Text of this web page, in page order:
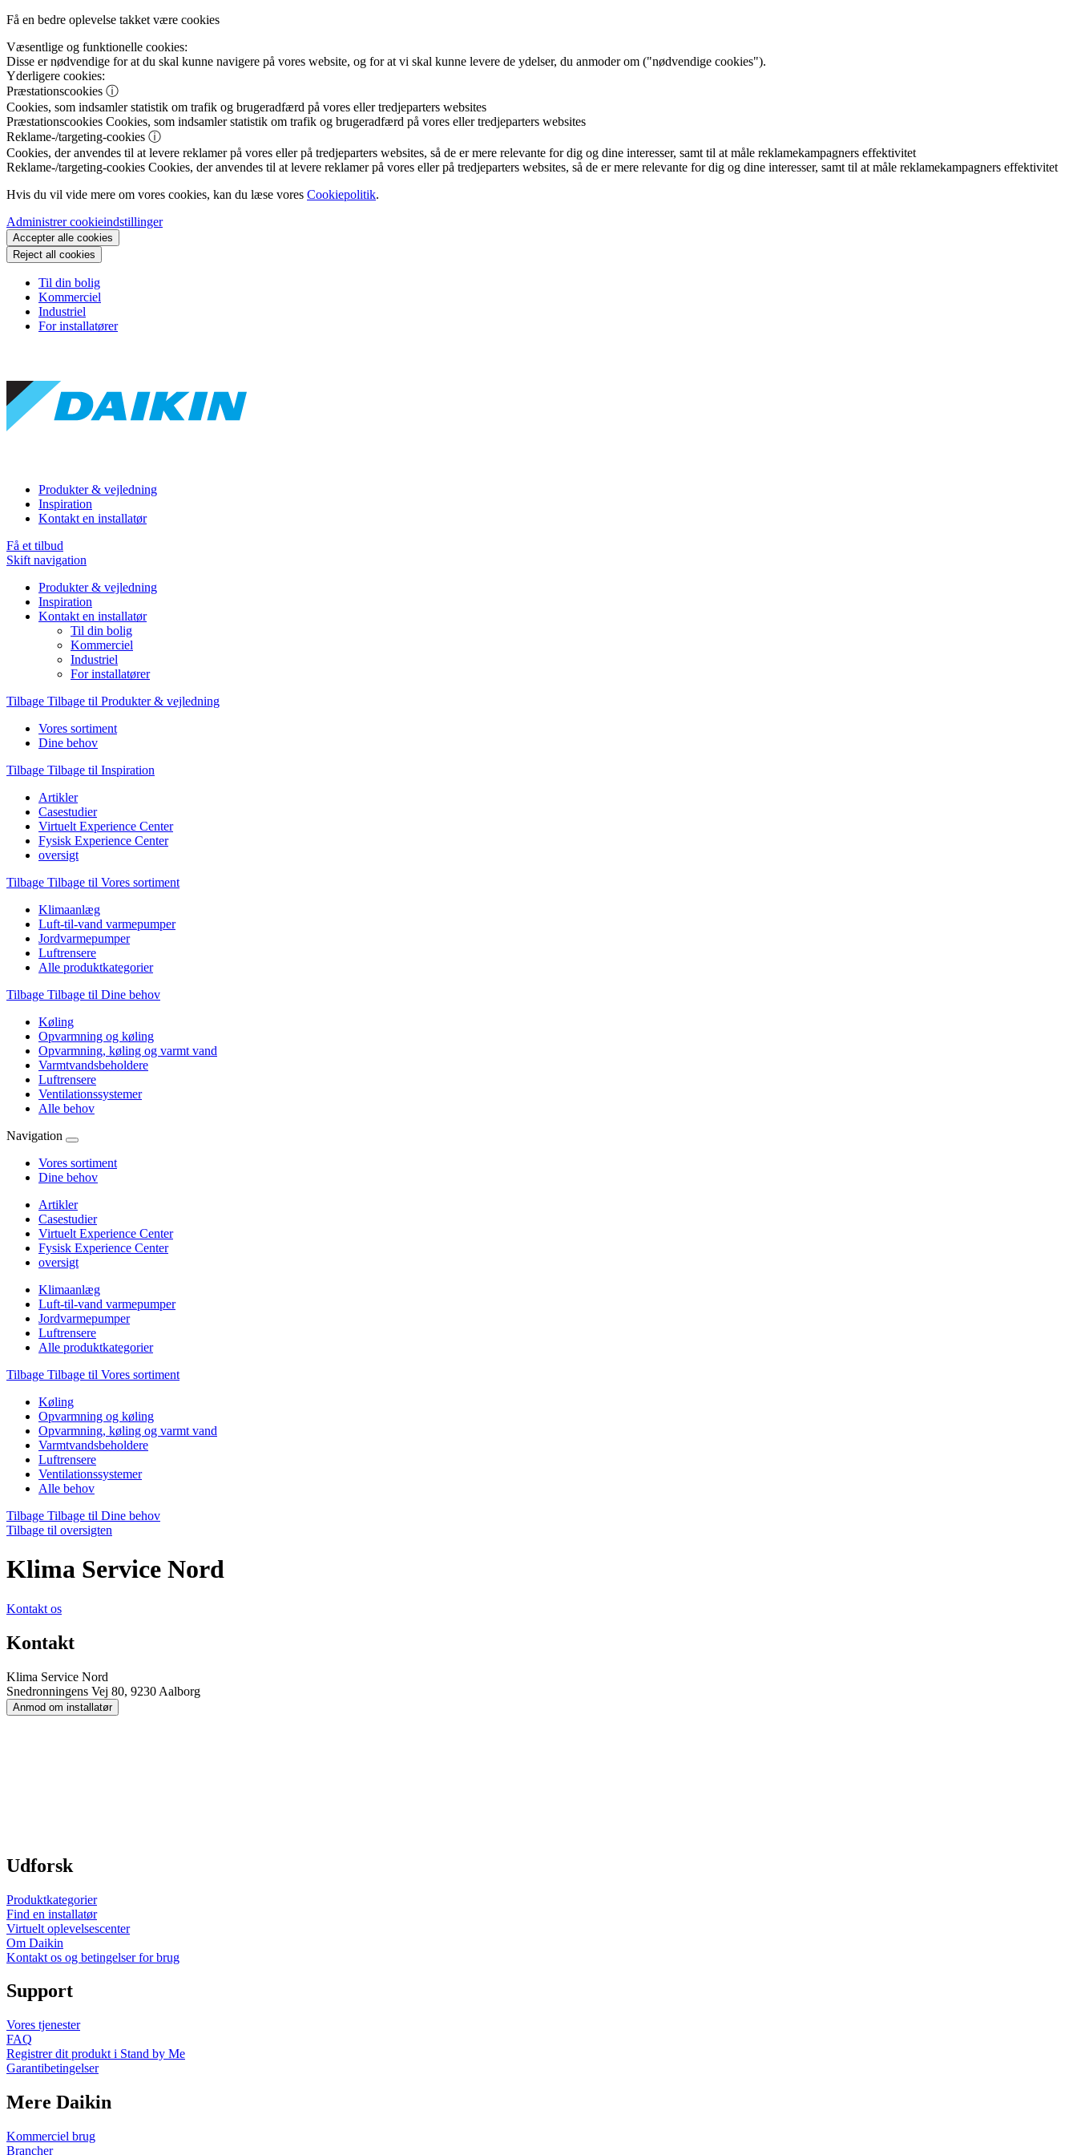
Få en bedre oplevelse takket være cookies
Væsentlige og funktionelle cookies:
Disse er nødvendige for at du skal kunne navigere på vores website, og for at vi skal kunne levere de ydelser, du anmoder om ("nødvendige cookies").
Yderligere cookies:
Præstationscookies ⓘ
Cookies, som indsamler statistik om trafik og brugeradfærd på vores eller tredjeparters websites
Præstationscookies Cookies, som indsamler statistik om trafik og brugeradfærd på vores eller tredjeparters websites
Reklame-/targeting-cookies ⓘ
Cookies, der anvendes til at levere reklamer på vores eller på tredjeparters websites, så de er mere relevante for dig og dine interesser, samt til at måle reklamekampagners effektivitet
Reklame-/targeting-cookies Cookies, der anvendes til at levere reklamer på vores eller på tredjeparters websites, så de er mere relevante for dig og dine interesser, samt til at måle reklamekampagners effektivitet
Hvis du vil vide mere om vores cookies, kan du læse vores Cookiepolitik.
Administrer cookieindstillinger
Accepter alle cookies
Reject all cookies
Til din bolig
Kommerciel
Industriel
For installatører
Produkter & vejledning
Inspiration
Kontakt en installatør
Få et tilbud
Skift navigation
Produkter & vejledning
Inspiration
Kontakt en installatør
Til din bolig
Kommerciel
Industriel
For installatører
Tilbage Tilbage til Produkter & vejledning
Vores sortiment
Dine behov
Tilbage Tilbage til Inspiration
Artikler
Casestudier
Virtuelt Experience Center
Fysisk Experience Center
oversigt
Tilbage Tilbage til Vores sortiment
Klimaanlæg
Luft-til-vand varmepumper
Jordvarmepumper
Luftrensere
Alle produktkategorier
Tilbage Tilbage til Dine behov
Køling
Opvarmning og køling
Opvarmning, køling og varmt vand
Varmtvandsbeholdere
Luftrensere
Ventilationssystemer
Alle behov
Navigation
Vores sortiment
Dine behov
Artikler
Casestudier
Virtuelt Experience Center
Fysisk Experience Center
oversigt
Klimaanlæg
Luft-til-vand varmepumper
Jordvarmepumper
Luftrensere
Alle produktkategorier
Tilbage Tilbage til Vores sortiment
Køling
Opvarmning og køling
Opvarmning, køling og varmt vand
Varmtvandsbeholdere
Luftrensere
Ventilationssystemer
Alle behov
Tilbage Tilbage til Dine behov
Tilbage til oversigten
Klima Service Nord
Kontakt os
Kontakt
Klima Service Nord
Snedronningens Vej 80, 9230 Aalborg
Anmod om installatør
Udforsk
Produktkategorier
Find en installatør
Virtuelt oplevelsescenter
Om Daikin
Kontakt os og betingelser for brug
Support
Vores tjenester
FAQ
Registrer dit produkt i Stand by Me
Garantibetingelser
Mere Daikin
Kommerciel brug
Brancher